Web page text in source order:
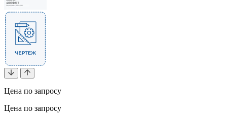
Цена по запросу
Цена по запросу